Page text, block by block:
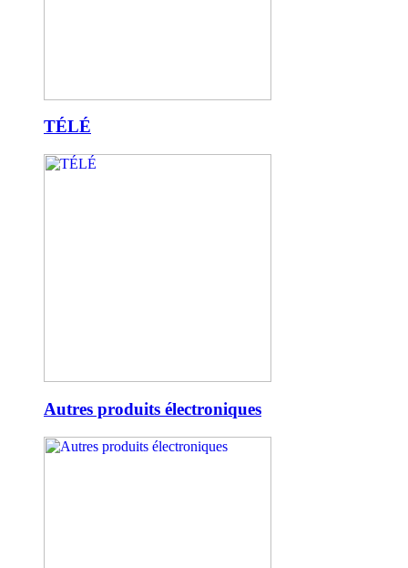
TÉLÉ
Autres produits électroniques